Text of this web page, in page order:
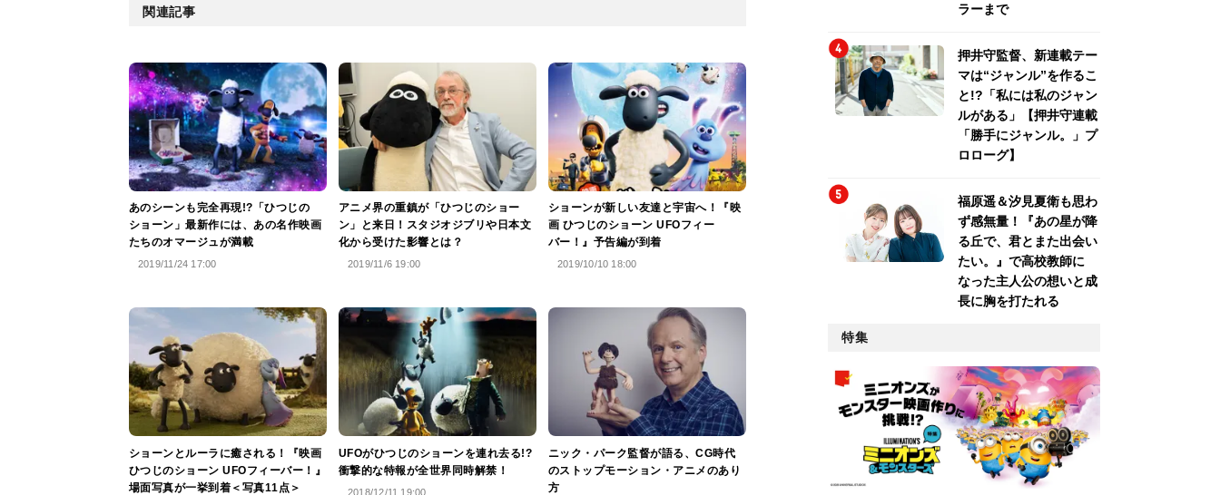
関連記事
あのシーンも完全再現!?「ひつじの
ショーン」最新作には、あの名作映画
たちのオマージュが満載
2019/11/24 17:00
アニメ界の重鎮が「ひつじのショー
ン」と来日！スタジオジブリや日本文
化から受けた影響とは？
2019/11/6 19:00
ショーンが新しい友達と宇宙へ！『映
画 ひつじのショーン UFOフィー
バー！』予告編が到着
2019/10/10 18:00
ショーンとルーラに癒される！『映画
ひつじのショーン UFOフィーバー！』
場面写真が一挙到着＜写真11点＞
UFOがひつじのショーンを連れ去る!?
衝撃的な特報が全世界同時解禁！
2018/12/11 19:00
ニック・パーク監督が語る、CG時代
のストップモーション・アニメのあり
方
ラーまで
押井守監督、新連載テー
マは“ジャンル”を作るこ
と!?「私には私のジャン
ルがある」【押井守連載
「勝手にジャンル。」プ
ロローグ】
福原遥＆汐見夏衛も思わ
ず感無量！『あの星が降
る丘で、君とまた出会い
たい。』で高校教師に
なった主人公の想いと成
長に胸を打たれる
特集